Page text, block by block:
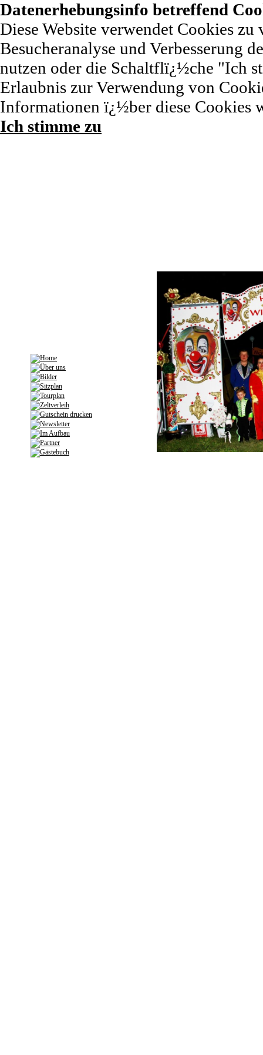
Datenerhebungsinfo betreffend
Diese Website verwendet Cookies
Besucheranalyse und Verbesserung
nutzen oder die Schaltflï¿½che "Ich
Erlaubnis zur Verwendung von
Informationen ï¿½ber diese Cookies
Ich stimme zu